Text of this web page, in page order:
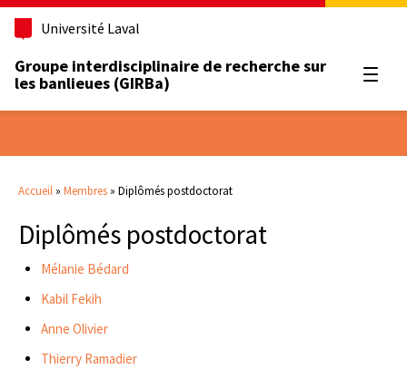
Université Laval
Groupe interdisciplinaire de recherche sur
les banlieues (GIRBa)
Accueil » Membres » Diplômés postdoctorat
Diplômés postdoctorat
Mélanie Bédard
Kabil Fekih
Anne Olivier
Thierry Ramadier